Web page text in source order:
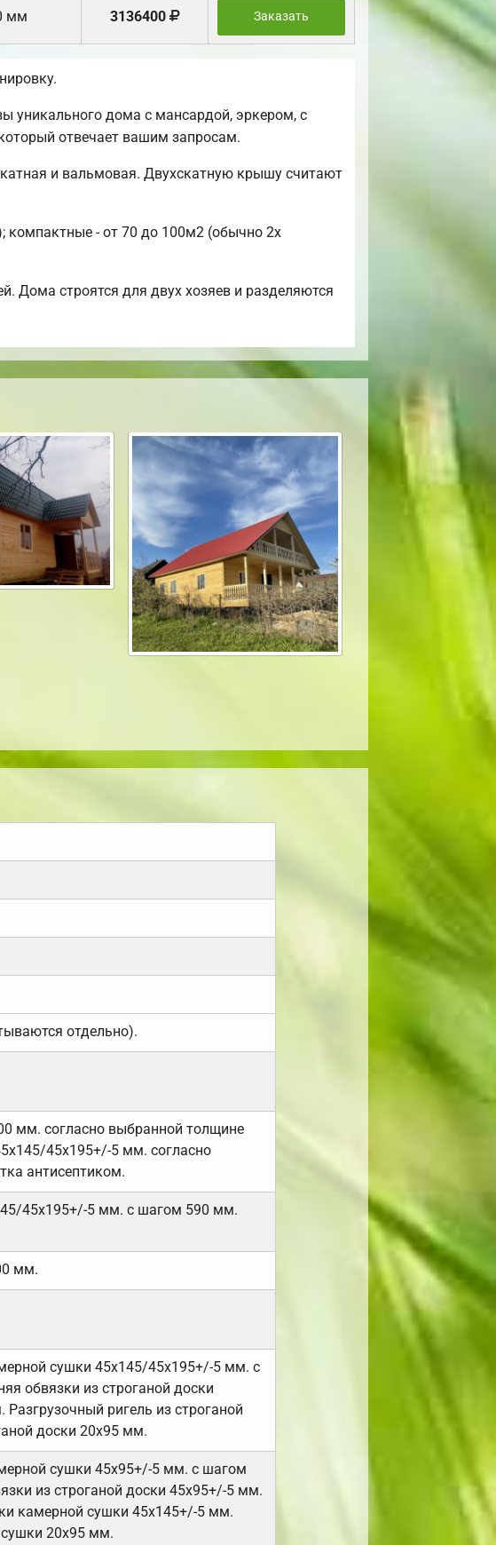
мм 3136400 Заказать
уникального дома с мансардой, эркером, с
отвечает вашим запросам.
и вальмовая. Двухскатную крышу считают
компактные - от 70 до 100м2 (обычно 2х
Дома строятся для двух хозяев и разделяются
отдельно).
мм. согласно выбранной толщине
45х195+/-5 мм. согласно
антисептиком.
45х195+/-5 мм. с шагом 590 мм.
мм.
сушки 45х145/45х195+/-5 мм. с
обвязки из строганой доски
ригель из строганой
доски 20х95 мм.
сушки 45х95+/-5 мм. с шагом
из строганой доски 45х95+/-5 мм.
камерной сушки 45х145+/-5 мм.
20х95 мм.